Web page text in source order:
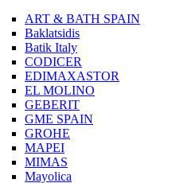
ART & BATH SPAIN
Baklatsidis
Batik Italy
CODICER
EDIMAXASTOR
EL MOLINO
GEBERIT
GME SPAIN
GROHE
MAPEI
MIMAS
Mayolica